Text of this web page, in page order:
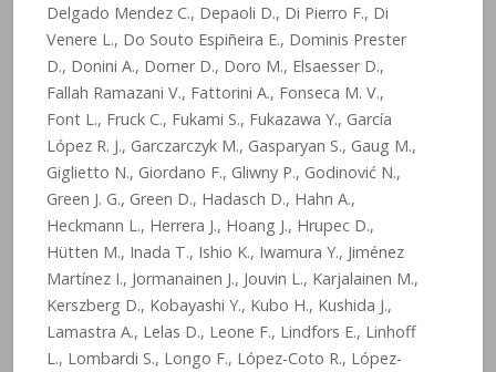
Delgado Mendez C., Depaoli D., Di Pierro F., Di
Venere L., Do Souto Espiñeira E., Dominis Prester
D., Donini A., Dorner D., Doro M., Elsaesser D.,
Fallah Ramazani V., Fattorini A., Fonseca M. V.,
Font L., Fruck C., Fukami S., Fukazawa Y., García
López R. J., Garczarczyk M., Gasparyan S., Gaug M.,
Giglietto N., Giordano F., Gliwny P., Godinović N.,
Green J. G., Green D., Hadasch D., Hahn A.,
Heckmann L., Herrera J., Hoang J., Hrupec D.,
Hütten M., Inada T., Ishio K., Iwamura Y., Jiménez
Martínez I., Jormanainen J., Jouvin L., Karjalainen M.,
Kerszberg D., Kobayashi Y., Kubo H., Kushida J.,
Lamastra A., Lelas D., Leone F., Lindfors E., Linhoff
L., Lombardi S., Longo F., López-Coto R., López-